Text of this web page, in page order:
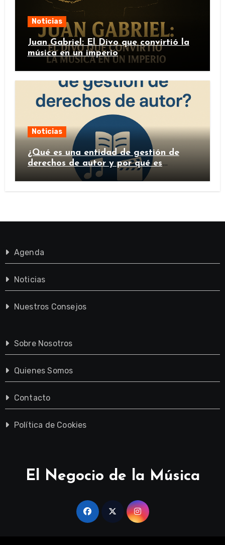
Noticias
Juan Gabriel: El Divo que convirtió la
música en un imperio
Noticias
¿Qué es una entidad de gestión de
derechos de autor y por qué es
importante?
Agenda
Noticias
Nuestros Consejos
Sobre Nosotros
Quienes Somos
Contacto
Política de Cookies
El Negocio de la Música